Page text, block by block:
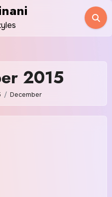
2015
December